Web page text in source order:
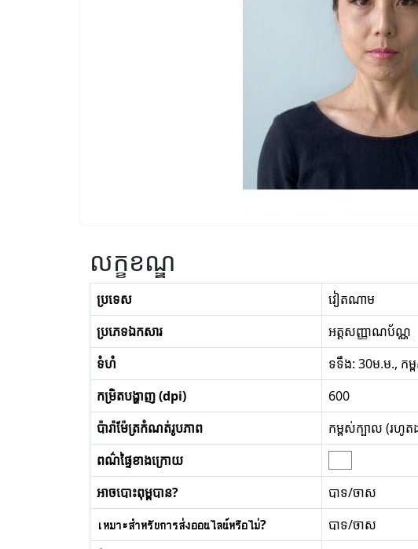
លក្ខខណ្ឌ
ប្រទេស
វៀតណាម
ប្រភេទឯកសារ
អត្តសញ្ញាណប័ណ្ណ
ទំហំ
ទទឹង: 30ម.ម., កម្
កម្រិតបង្ហាញ (dpi)
600
ប៉ារ៉ាម៉ែត្រកំណត់រូបភាព
កម្ពស់ក្បាល (រហូត
ពណ៌ផ្ទៃខាងក្រោយ
អាចបោះពុម្ពបាន?
បាទ/ចាស
เหมาะสำหรับการส่งออนไลน์หรือไม่?
បាទ/ចាស